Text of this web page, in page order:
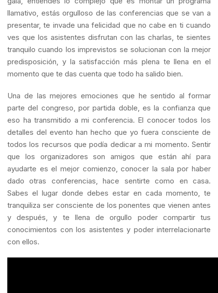
llamativo, estás orgulloso de las conferencias que se van a
presentar, te invade una felicidad que no cabe en ti cuando
ves que los asistentes disfrutan con las charlas, te sientes
tranquilo cuando los imprevistos se solucionan con la mejor
predisposición, y la satisfacción más plena te llena en el
momento que te das cuenta que todo ha salido bien.
Una de las mejores emociones que he sentido al formar
parte del congreso, por partida doble, es la confianza que
eso ha transmitido a mi conferencia. El conocer todos los
detalles del evento han hecho que yo fuera consciente de
todos los recursos que podía dedicar a mi momento. Sentir
que los organizadores son amigos que están ahí para
ayudarte es el mejor comienzo, conocer la sala por haber
dado otras conferencias, hace sentirte como en casa.
Sabes el lugar donde debes estar en cada momento, te
tranquiliza ser consciente de los ponentes que vienen antes
y después, y te llena de orgullo poder compartir tus
conocimientos con los asistentes y poder interrelacionarte
con ellos.